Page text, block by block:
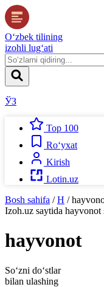
O‘zbek tilining
izohli lug‘ati
ЎЗ
Top 100
Ro‘yxat
Kirish
Lotin.uz
Bosh sahifa / H /
Izoh.uz saytida hayvonot
hayvonot
So‘zni do‘stlar
bilan ulashing